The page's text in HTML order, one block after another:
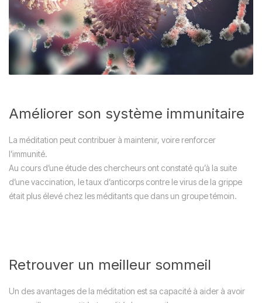
Améliorer son système immunitaire
La méditation peut contribuer à maintenir, voire renforcer
l’immunité.
Au cours d’une étude des chercheurs ont constaté qu’à la suite
d’une vaccination, le taux d’anticorps contre le virus de la grippe
était plus élevé chez les méditants que dans un groupe témoin.
Retrouver un meilleur sommeil
Un des avantages de la méditation est sa capacité à aider à avoir